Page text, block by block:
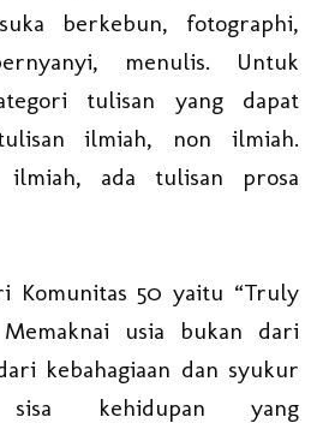
berkebun, fotographi,
menulis. Untuk
tulisan yang dapat
ilmiah, non ilmiah.
ada tulisan prosa
Komunitas 50 yaitu “Truly
usia bukan dari
kebahagiaan dan syukur
kehidupan yang